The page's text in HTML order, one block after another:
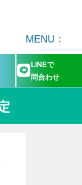
MENU
LINEで
問合わせ